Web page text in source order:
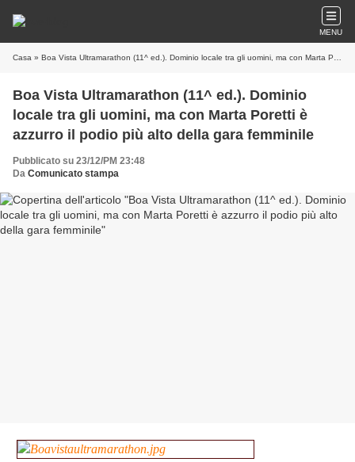
MENU
Casa » Boa Vista Ultramarathon (11^ ed.). Dominio locale tra gli uomini, ma con Marta Poretti è azzurro il podio più alto della gara femminile
Boa Vista Ultramarathon (11^ ed.). Dominio
locale tra gli uomini, ma con Marta Poretti è
azzurro il podio più alto della gara femminile
Pubblicato su 23/12/PM 23:48
Da Comunicato stampa